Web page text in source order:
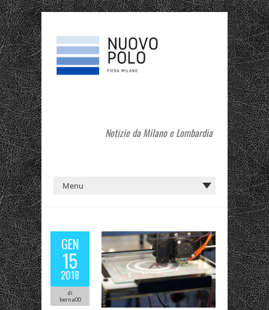
Notizie da Milano e Lombardia
GEN
15
2018
di
berna00